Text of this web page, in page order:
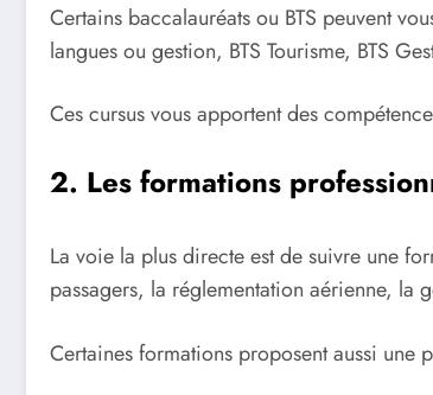
Certains baccalauréats ou BTS peuvent
langues ou gestion, BTS Tourisme, BTS
Ces cursus vous apportent des
2. Les formations
La voie la plus directe est de suivre une
passagers, la réglementation aérienne, la
Certaines formations proposent aussi